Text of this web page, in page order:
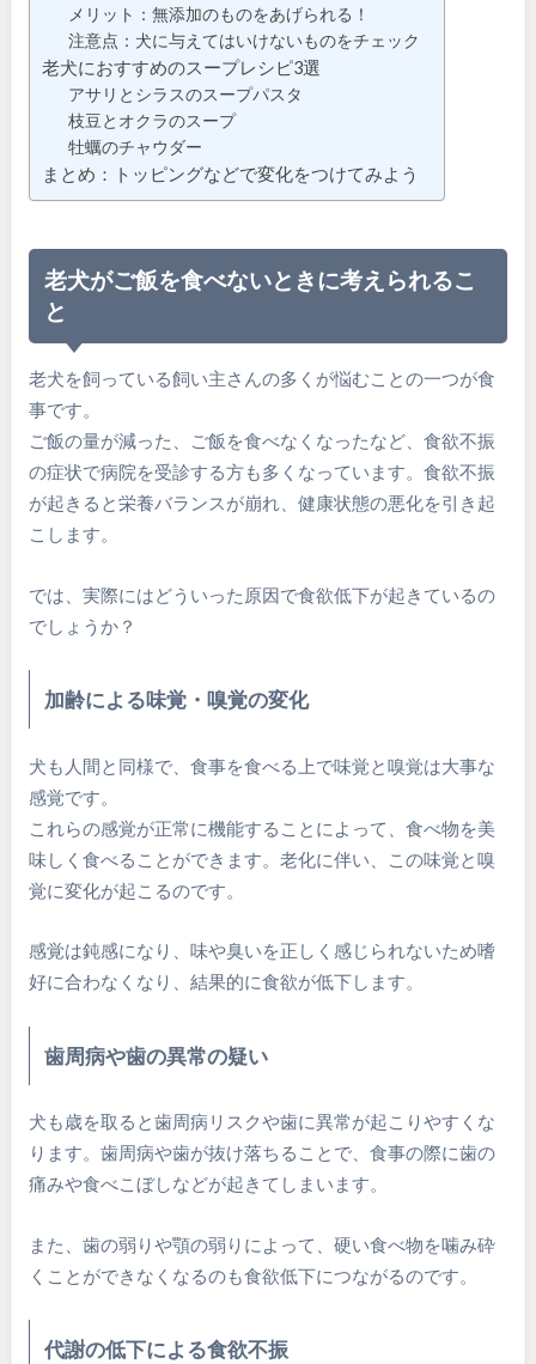
メリット：無添加のものをあげられる！
注意点：犬に与えてはいけないものをチェック
老犬におすすめのスープレシピ3選
アサリとシラスのスープパスタ
枝豆とオクラのスープ
牡蠣のチャウダー
まとめ：トッピングなどで変化をつけてみよう
老犬がご飯を食べないときに考えられるこ
と
老犬を飼っている飼い主さんの多くが悩むことの一つが食
事です。
ご飯の量が減った、ご飯を食べなくなったなど、食欲不振
の症状で病院を受診する方も多くなっています。食欲不振
が起きると栄養バランスが崩れ、健康状態の悪化を引き起
こします。
では、実際にはどういった原因で食欲低下が起きているの
でしょうか？
加齢による味覚・嗅覚の変化
犬も人間と同様で、食事を食べる上で味覚と嗅覚は大事な
感覚です。
これらの感覚が正常に機能することによって、食べ物を美
味しく食べることができます。老化に伴い、この味覚と嗅
覚に変化が起こるのです。
感覚は鈍感になり、味や臭いを正しく感じられないため嗜
好に合わなくなり、結果的に食欲が低下します。
歯周病や歯の異常の疑い
犬も歳を取ると歯周病リスクや歯に異常が起こりやすくな
ります。歯周病や歯が抜け落ちることで、食事の際に歯の
痛みや食べこぼしなどが起きてしまいます。
また、歯の弱りや顎の弱りによって、硬い食べ物を噛み砕
くことができなくなるのも食欲低下につながるのです。
代謝の低下による食欲不振